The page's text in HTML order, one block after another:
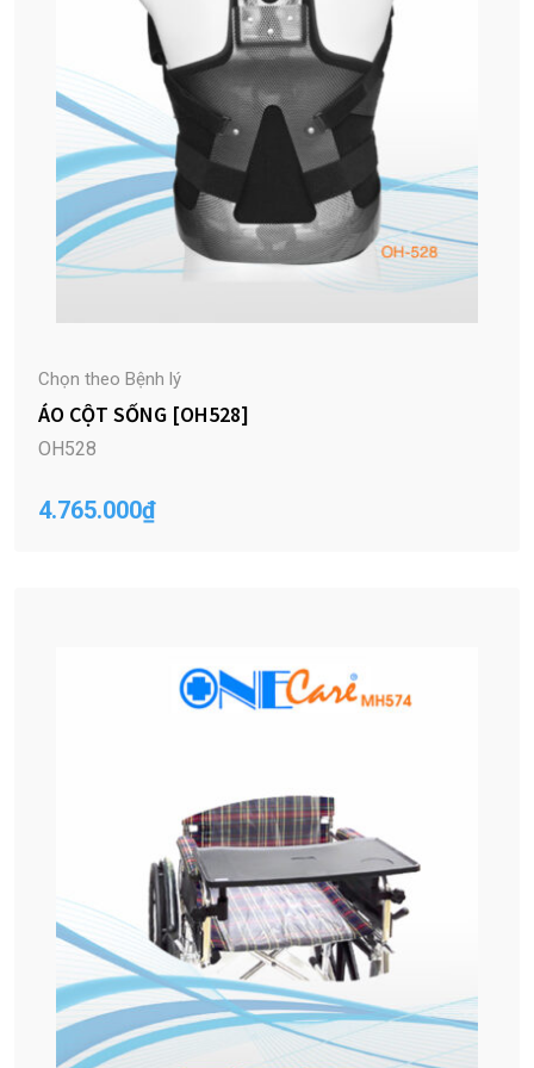
Chọn theo Bệnh lý
ÁO CỘT SỐNG [OH528]
OH528
4.765.000₫